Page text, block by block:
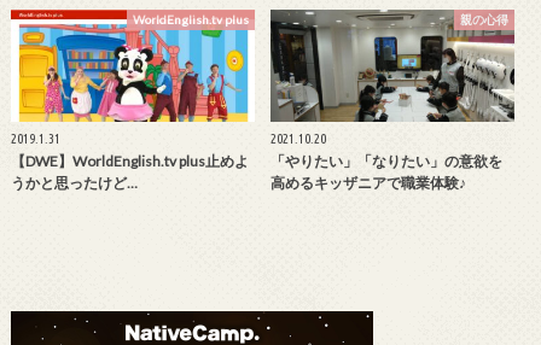
WorldEnglish.tv plus
2019.1.31
【DWE】WorldEnglish.tv plus止めよ
うかと思ったけど…
親の心得
2021.10.20
「やりたい」「なりたい」の意欲を
高めるキッザニアで職業体験♪